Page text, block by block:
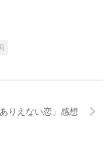
りえない恋」感想